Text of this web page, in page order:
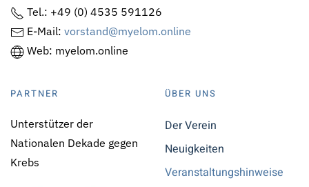
Tel.: +49 (0) 4535 591126
E-Mail: vorstand@myelom.online
Web: myelom.online
PARTNER
Unterstützer der
Nationalen Dekade gegen
Krebs
ÜBER UNS
Der Verein
Neuigkeiten
Veranstaltungshinweise